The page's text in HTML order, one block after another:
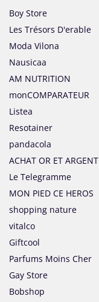
Boy Store
Les Trésors D'erable
Moda Vilona
Nausicaa
AM NUTRITION
monCOMPARATEUR
Listea
Resotainer
pandacola
ACHAT OR ET ARGENT
Le Telegramme
MON PIED CE HEROS
shopping nature
vitalco
Giftcool
Parfums Moins Cher
Gay Store
Bobshop